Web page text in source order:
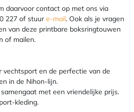
daarvoor contact op met ons via
227 of stuur e-mail. Ook als je vragen
van deze printbare boksringtouwen
of mailen.
vechtsport en de perfectie van de
in de Nihon-lijn.
met een vriendelijke prijs.
kleding.